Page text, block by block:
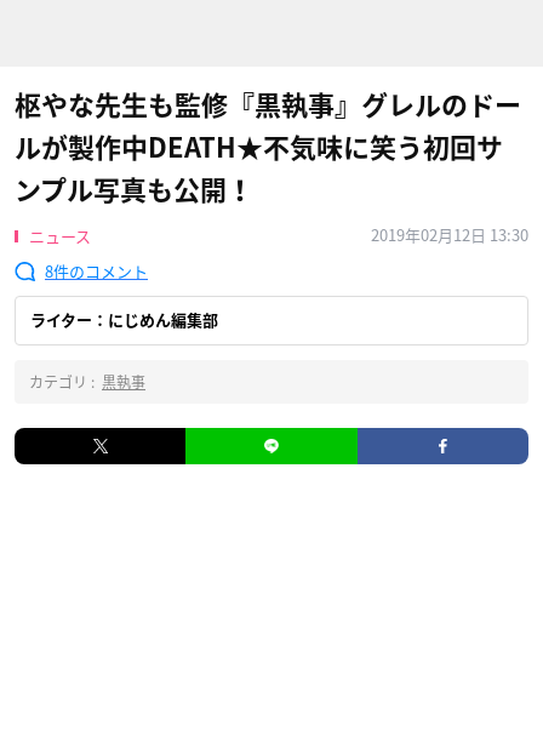
枢やな先生も監修『黒執事』グレルのドー
ルが製作中DEATH★不気味に笑う初回サ
ンプル写真も公開！
ニュース
2019年02月12日 13:30
8
ライター：にじめん編集部
カテゴリ : 黒執事